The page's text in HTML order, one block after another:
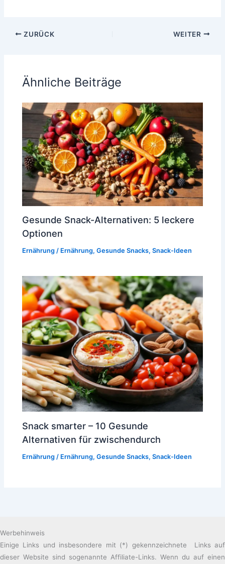
ZURÜCK WEITER
Ähnliche Beiträge
Gesunde Snack-Alternativen: 5 leckere
Optionen
Ernährung / Ernährung,Gesunde Snacks,Snack-Ideen
Snack smarter – 10 Gesunde
Alternativen für zwischendurch
Ernährung / Ernährung,Gesunde Snacks,Snack-Ideen
Werbehinweis
Einige Links und insbesondere mit (*) gekennzeichnete Links auf
dieser Website sind sogenannte Affiliate-Links. Wenn du auf einen